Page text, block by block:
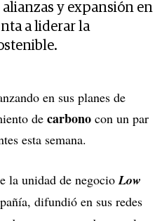
y expansión en
a liderar la
en sus planes de
de carbono con un par
esta semana.
la unidad de negocioLow
difundió en sus redes